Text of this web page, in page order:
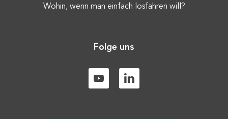
Wohin, wenn man einfach losfahren will?
Folge uns